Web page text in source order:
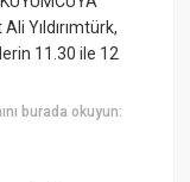
Yıldırımtürk,
11.30 ile 12
burada okuyun: